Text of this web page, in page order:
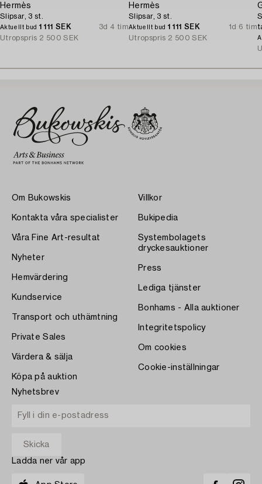
Hermès
Slipsar, 3 st.
Aktuellt bud 1 111 SEK
3d 4 tim
Utropspris 2 500 SEK
Hermès
Slipsar, 3 st.
Aktuellt bud 1 111 SEK
1d 6 tim
Utropspris 2 500 SEK
Om Bukowskis
Kontakta våra specialister
Våra Fine Art-resultat
Nyheter
Hemvärdering
Kundservice
Transport och uthämtning
Private Sales
Värdera & sälja
Köpa på auktion
Villkor
Bukipedia
Systembolagets
dryckesauktioner
Press
Lediga tjänster
Bonhams - Alla auktioner
Integritetspolicy
Om cookies
Cookie-inställningar
Nyhetsbrev
Ladda ner vår app